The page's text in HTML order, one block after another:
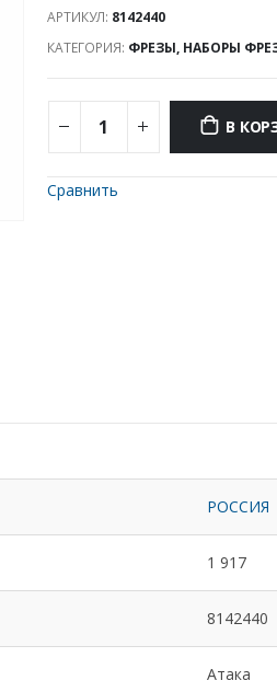
АРТИКУЛ: 8142440
КАТЕГОРИЯ: ФРЕЗЫ, НАБОРЫ
В
Сравнить
РОССИЯ
1 917
8142440
Атака